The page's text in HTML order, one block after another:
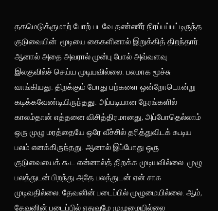
தகமெடுக்குமாற் போற் படவே தண்ணீர் நிரப்பப்பட்டிருந்த
குடுவையின் மூடியை கைகளினால் இறுக்கித் திறந்தார்.
ஆனால் அதை அவரால் முன்பு போல் அவ்வளவு
இலகுவில்ச் செய்ய முடியவில்லை. பலமாக மூச்சு
வாங்கியது. திறக்கும் போது பற்களை ஒன்றோடொன்று
கடிக்கவேண்டியிருந்தது. அப்படியான நேரங்களில்
காலம்தான் எத்தனை விசித்திரமானது, அப்போதெல்லாம்
ஒரு முழு மரத்தையே ஒரே வீச்சில் தரித்துவிடக் கூடிய
பலம் எனக்கிருந்தது. ஆனால் இப்போது ஒரு
குடுவையைக் கூட என்னால்த் திறக்க முடியவில்லை. முழு
பலத்துடன் பிறந்து அதே பலத்துடன் ஏன் சாக
முடிவதில்லை. தேவனின் படைப்பில் முழுமையில்லை. ஆம்,
தேவனின் படைப்பில் எதுவுமே முழுமையில்லை